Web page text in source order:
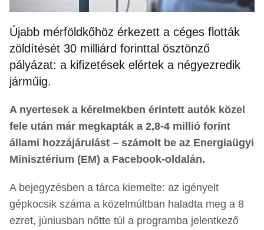
Újabb mérföldkőhöz érkezett a céges flották
zöldítését 30 milliárd forinttal ösztönző
pályázat: a kifizetések elértek a négyezredik
járműig.
A nyertesek a kérelmekben érintett autók közel
fele után már megkapták a 2,8-4 millió forint
állami hozzájárulást – számolt be az Energiaügyi
Minisztérium (EM) a Facebook-oldalán.
A bejegyzésben a tárca kiemelte: az igényelt
gépkocsik száma a közelmúltban haladta meg a 8
ezret, júniusban nőtte túl a programba jelentkező